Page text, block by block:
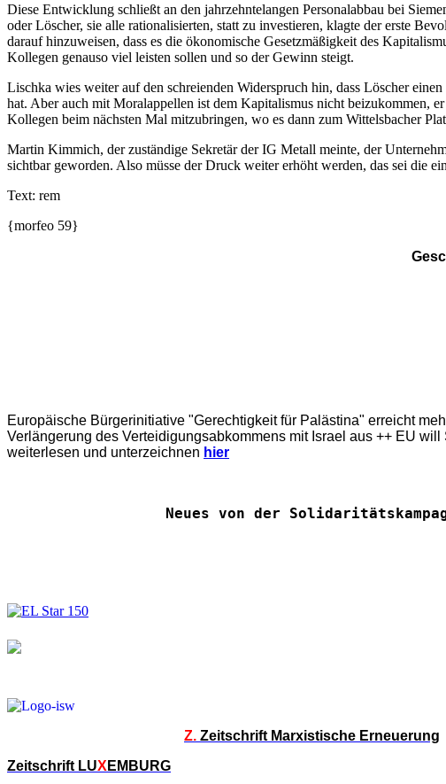
Diese Entwicklung schließt an den jahrzehntelangen Personalabbau bei
oder Löscher, sie alle rationalisierten, statt zu investieren, klagte der erste
darauf hinzuweisen, dass es die ökonomische Gesetzmäßigkeit des
Kollegen genauso viel leisten sollen und so der Gewinn steigt.
Lischka wies weiter auf den schreienden Widerspruch hin, dass Löscher
hat. Aber auch mit Moralappellen ist dem Kapitalismus nicht beizukommen,
Kollegen beim nächsten Mal mitzubringen, wo es dann zum Wittelsbacher
Martin Kimmich, der zuständige Sekretär der IG Metall meinte, der
sichtbar geworden. Also müsse der Druck weiter erhöht werden, das sei die
Text: rem
{morfeo 59}
Europäische Bürgerinitiative "Gerechtigkeit für Palästina" erreicht
Verlängerung des Verteidigungsabkommens mit Israel aus ++ EU
weiterlesen und unterzeichnen hier
Neues von der
Z. Zeitschrift Marxistische Erneuerung
Zeitschrift LUX EMBURG